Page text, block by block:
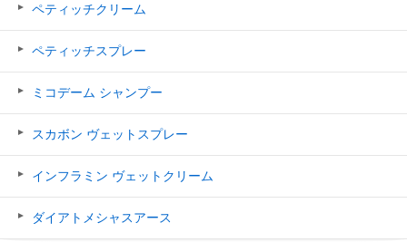
ペティッチクリーム
ペティッチスプレー
ミコデーム シャンプー
スカボン ヴェットスプレー
インフラミン ヴェットクリーム
ダイアトメシャスアース